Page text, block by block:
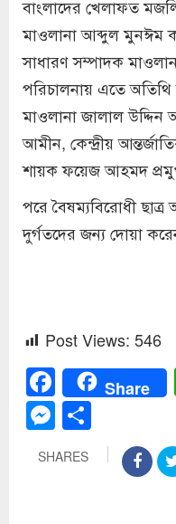
বাংলাদের খেলাফত
মাওলানা আব্দুল মুনঈম
সাধারণ সম্পাদক
পরিচালনায় এতে অতিথি
মাওলানা জালাল
আমীন, কেন্দ্রীয়
শায়ক ফয়েজ আহমদ
পরে বৈষম্যবিরোধী
দুর্গতদের জন্য দোয়া
Post Views: 546
Share
SHARES